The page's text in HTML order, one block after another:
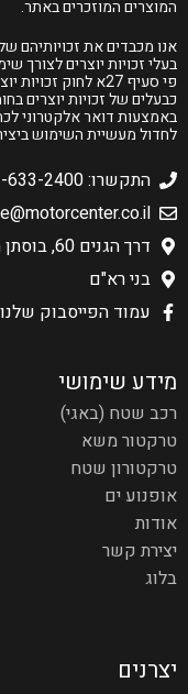
המוצרים המוזכרים באתר.
אנו מכבדים את זכויותיהם
בעלי זכויות יוצרים לצורך
כבעלים של זכויות יוצרים
באמצעות דואר אלקטרוני
לחדול מעשיית השימוש
התקשרו: 053-633-2400
דרך הגנים 60, בוסתן הגליל
בני רא"ם
עמוד הפייסבוק שלנו
מידע שימושי
רכב שטח (באגי)
טרקטור משא
טרקטורון שטח
אופנוע ים
אודות
יצירת קשר
בלוג
יצרנים